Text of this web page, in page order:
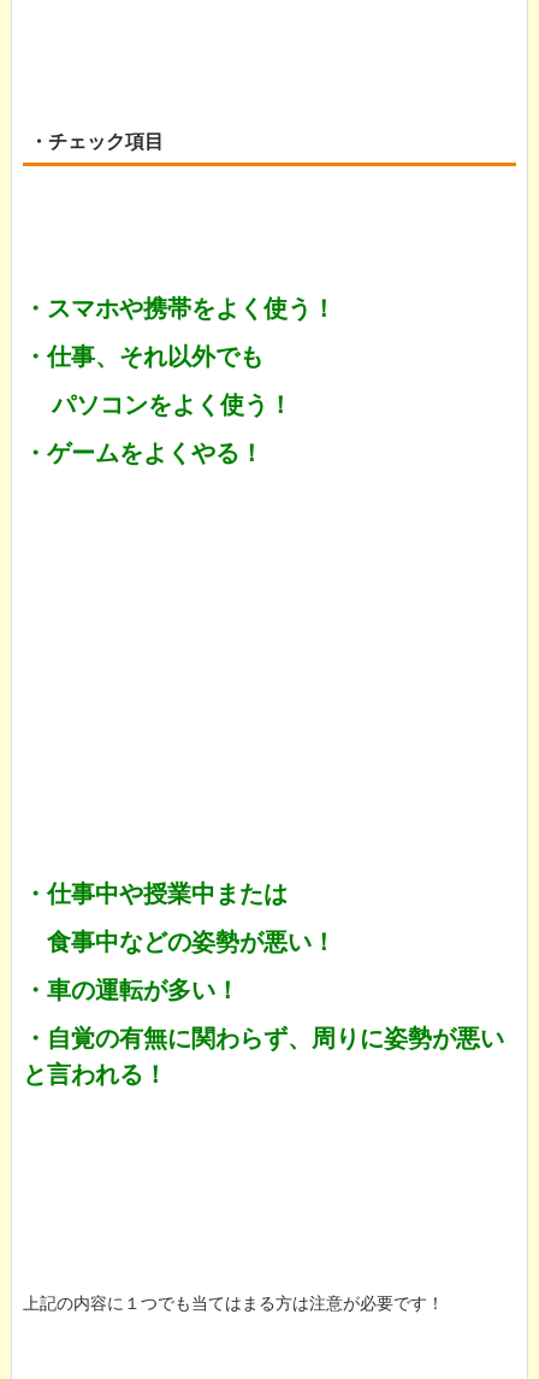
・チェック項目
・スマホや携帯をよく使う！
・仕事、それ以外でも
パソコンをよく使う！
・ゲームをよくやる！
・仕事中や授業中または
食事中などの姿勢が悪い！
・車の運転が多い！
・自覚の有無に関わらず、周りに姿勢が悪い
と言われる！
上記の内容に１つでも当てはまる方は注意が必要です！